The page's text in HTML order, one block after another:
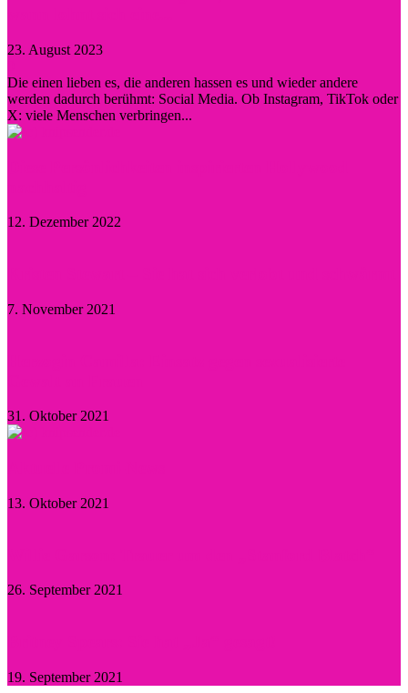
23. August 2023
Die einen lieben es, die anderen hassen es und wieder andere
werden dadurch berühmt: Social Media. Ob Instagram, TikTok oder
X: viele Menschen verbringen...
12. Dezember 2022
7. November 2021
31. Oktober 2021
13. Oktober 2021
26. September 2021
19. September 2021